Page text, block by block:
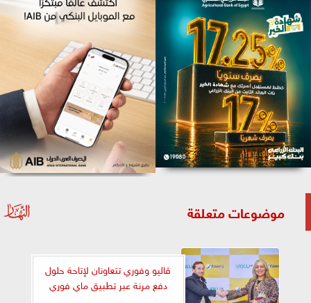
موضوعات متعلقة
ڤاليو وفوري تتعاونان لإتاحة حلول
دفع مرنة عبر تطبيق ماي فوري